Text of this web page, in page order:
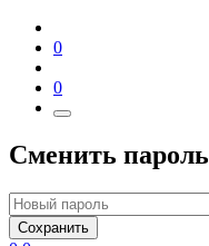
0
0
Сменить пароль
Сохранить